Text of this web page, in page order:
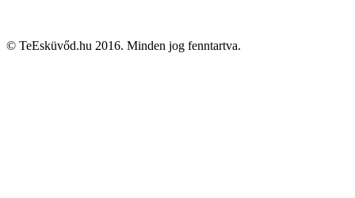
© TeEsküvőd.hu 2016. Minden jog fenntartva.